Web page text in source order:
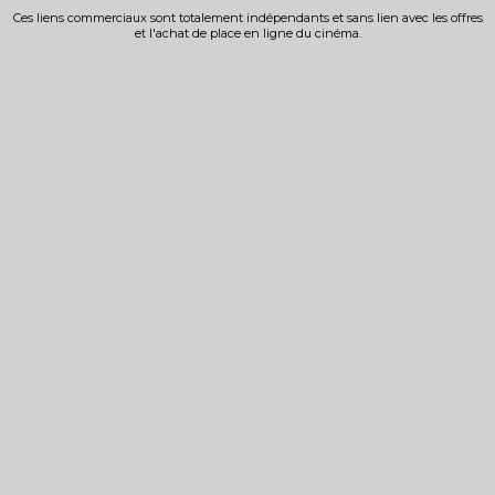
Ces liens commerciaux sont totalement indépendants et sans lien avec les offres
et l'achat de place en ligne du cinéma.